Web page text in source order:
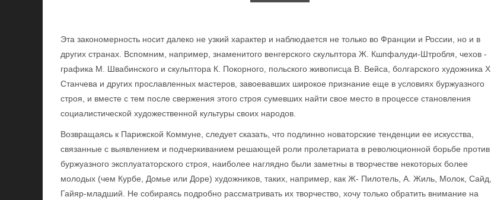
Эта закономерность носит далеко не узкий характер и наблюдается не только во Франции и России, но и в
других странах. Вспомним, например, знаменитого венгерского скульптора Ж. Кшпфалуди-Штробля, чехов -
графика М. Швабинского и скульптора К. Покорного, польского живописца В. Вейса, болгарского художника X.
Станчева и других прославленных мастеров, завоевавших широкое признание еще в условиях буржуазного
строя, и вместе с тем после свержения этого строя сумевших найти свое место в процессе становления
социалистической художественной культуры своих народов.
Возвращаясь к Парижской Коммуне, следует сказать, что подлинно новаторские тенденции ее искусства,
связанные с выявлением и подчеркиванием решающей роли пролетариата в революционной борьбе против
буржуазного эксплуататорского строя, наиболее наглядно были заметны в творчестве некоторых более
молодых (чем Курбе, Домье или Доре) художников, таких, например, как Ж- Пилотель, А. Жиль, Молок, Сайд,
Гайяр-младший. Не собираясь подробно рассматривать их творчество, хочу только обратить внимание на